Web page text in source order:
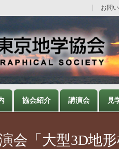
お問
協会紹介 講演会 見
会「大型3D地